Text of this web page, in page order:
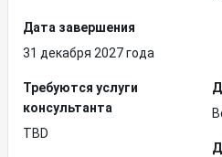
Дата завершения
31 декабря 2027 года
Требуются услуги
консультанта
TBD